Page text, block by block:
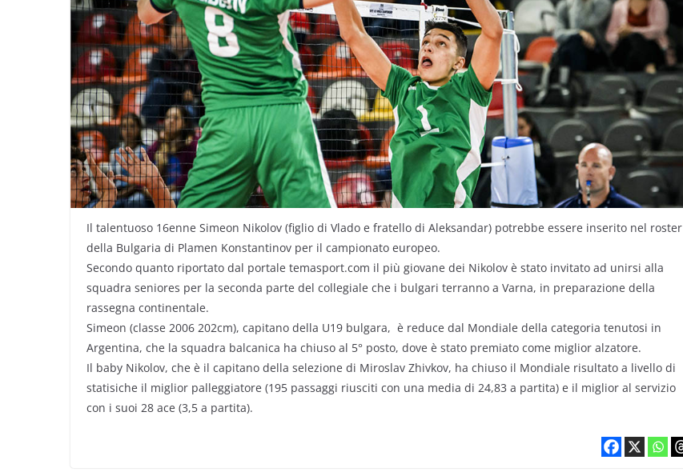
Il talentuoso 16enne Simeon Nikolov (figlio di Vlado e fratello di Aleksandar) potrebbe essere inserito nel roster
della Bulgaria di Plamen Konstantinov per il campionato europeo.
Secondo quanto riportato dal portale temasport.com il più giovane dei Nikolov è stato invitato ad unirsi alla
squadra seniores per la seconda parte del collegiale che i bulgari terranno a Varna, in preparazione della
rassegna continentale.
Simeon (classe 2006 202cm), capitano della U19 bulgara, è reduce dal Mondiale della categoria tenutosi in
Argentina, che la squadra balcanica ha chiuso al 5° posto, dove è stato premiato come miglior alzatore.
Il baby Nikolov, che è il capitano della selezione di Miroslav Zhivkov, ha chiuso il Mondiale risultato a livello di
statisiche il miglior palleggiatore (195 passaggi riusciti con una media di 24,83 a partita) e il miglior al servizio
con i suoi 28 ace (3,5 a partita).